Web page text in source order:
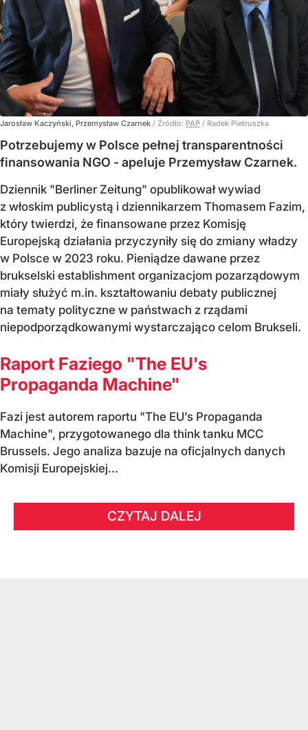
Jarosław Kaczyński, Przemysław Czarnek / Źródło: PAP / Radek Pietruszka
Potrzebujemy w Polsce pełnej transparentności
finansowania NGO - apeluje Przemysław Czarnek.
Dziennik "Berliner Zeitung" opublikował wywiad
z włoskim publicystą i dziennikarzem Thomasem Fazim,
który twierdzi, że finansowane przez Komisję
Europejską działania przyczyniły się do zmiany władzy
w Polsce w 2023 roku. Pieniądze dawane przez
brukselski establishment organizacjom pozarządowym
miały służyć m.in. kształtowaniu debaty publicznej
na tematy polityczne w państwach z rządami
niepodporządkowanymi wystarczająco celom Brukseli.
Raport Faziego "The EU's
Propaganda Machine"
Fazi jest autorem raportu "The EU’s Propaganda
Machine", przygotowanego dla think tanku MCC
Brussels. Jego analiza bazuje na oficjalnych danych
Komisji Europejskiej...
CZYTAJ DALEJ